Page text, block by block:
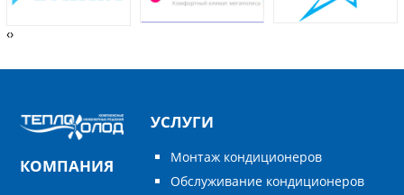
‹›
КОМПАНИЯ
УСЛУГИ
Монтаж кондиционеров
Обслуживание кондиционеров